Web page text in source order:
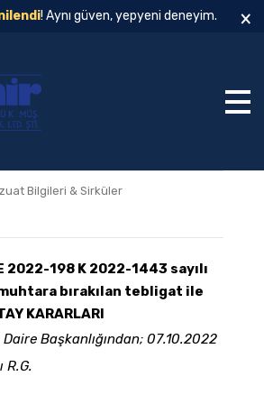
! Aynı güven, yepyeni deneyim. ×
Bilgileri & Sirküler
2022-198 K 2022-1443 sayılı
bırakılan tebligat ile
KARARLARI
Başkanlığından; 07.10.2022
R.G.